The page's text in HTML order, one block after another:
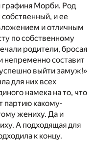
графиня Морби. Род
и ее
и отличным
по собственному
родители, бросая
непременно составит
выйти замуж!»
для них всех
намека на то, что
партию какому-
жениху. Да и
А подходящая для
к концу.